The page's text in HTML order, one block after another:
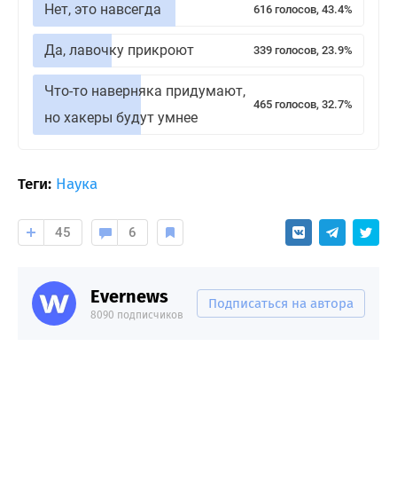
Нет, это навсегда 616 голосов, 43.4%
Да, лавочку прикроют 339 голосов, 23.9%
Что-то наверняка придумают,
но хакеры будут умнее
465 голосов, 32.7%
Теги: Наука
45 6
Evernews
8090 подписчиков
Подписаться на автора